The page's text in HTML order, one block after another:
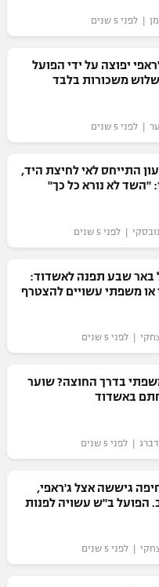
| לפני 5 שנים
יפוצה על ידי הפועל
משכורות בלבד
לפני 5 שנים
התייחס לאי לחיצת היד,
"השד לא נורא כל כך"
| לפני 5 שנים
באר שבע תפנה לאשדוד:
או משפתי עשויים להצטרף
| לפני 5 שנים
בדרך החוצה? שוער
באשדוד
| לפני 5 שנים
גיששה אצל ג'ראפי,
הפועל ב"ש עשויה לפנות
| לפני 5 שנים